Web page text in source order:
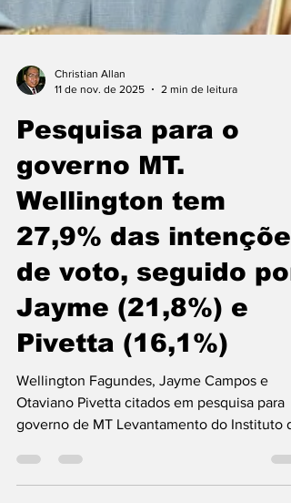
Christian Allan
11 de nov. de 2025
2 min de leitura
Pesquisa para o
governo MT.
Wellington tem
27,9% das
de voto, seguido por
Jayme (21,8%) e
Pivetta (16,1%)
Wellington Fagundes, Jayme Campos e
Otaviano Pivetta citados em pesquisa para